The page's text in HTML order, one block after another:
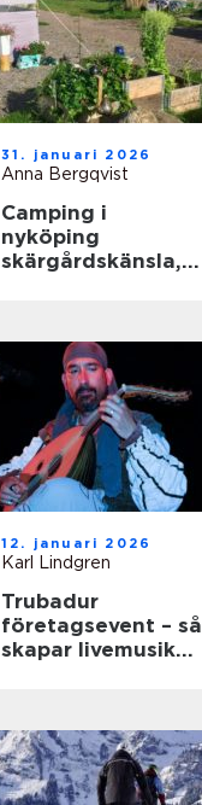
31. januari 2026
Anna Bergqvist
Camping i
nyköping
skärgårdskänsla,
12. januari 2026
Karl Lindgren
Trubadur
företagsevent – så
skapar livemusik